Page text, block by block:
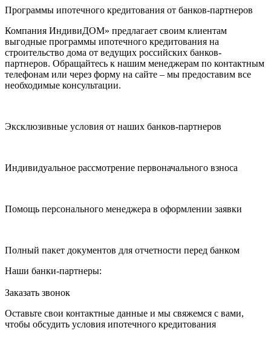
Программы ипотечного кредитования от банков-партнеров
Компания ИндивиДОМ» предлагает своим клиентам
выгодные программы ипотечного кредитования на
строительство дома от ведущих российских банков-
партнеров. Обращайтесь к нашим менеджерам по контактным
телефонам или через форму на сайте – мы предоставим все
необходимые консультации.
Эксклюзивные условия от наших банков-партнеров
Индивидуальное рассмотрение первоначального взноса
Помощь персонального менеджера в оформлении заявки
Полный пакет документов для отчетности перед банком
Наши банки-партнеры:
Заказать звонок
Оставьте свои контактные данные и мы свяжемся с вами,
чтобы обсудить условия ипотечного кредитования